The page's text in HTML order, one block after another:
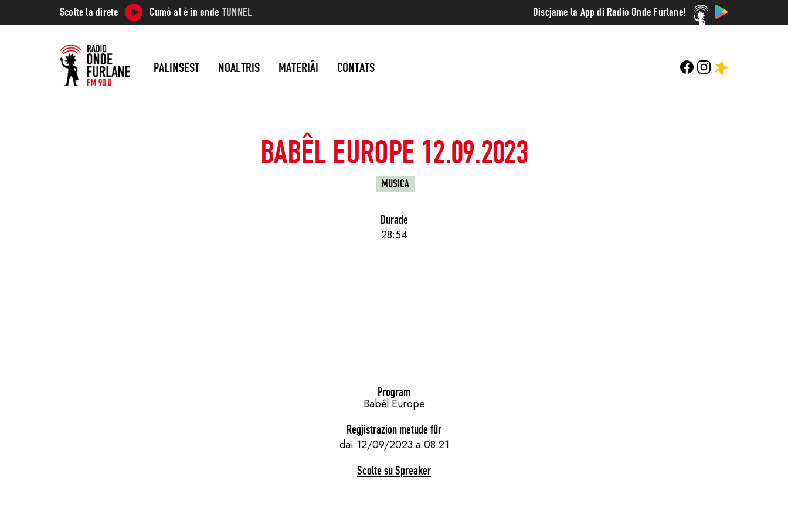
Scolte la direte Cumò al è in onde TUNNEL Discjame la App di Radio Onde Furlane!
PALINSEST NOALTRIS MATERIÂI CONTATS
BABÊL EUROPE 12.09.2023
MUSICA
Durade
28:54
Program
Babêl Europe
Regjistrazion metude fûr
dai 12/09/2023 a 08:21
Scolte su Spreaker